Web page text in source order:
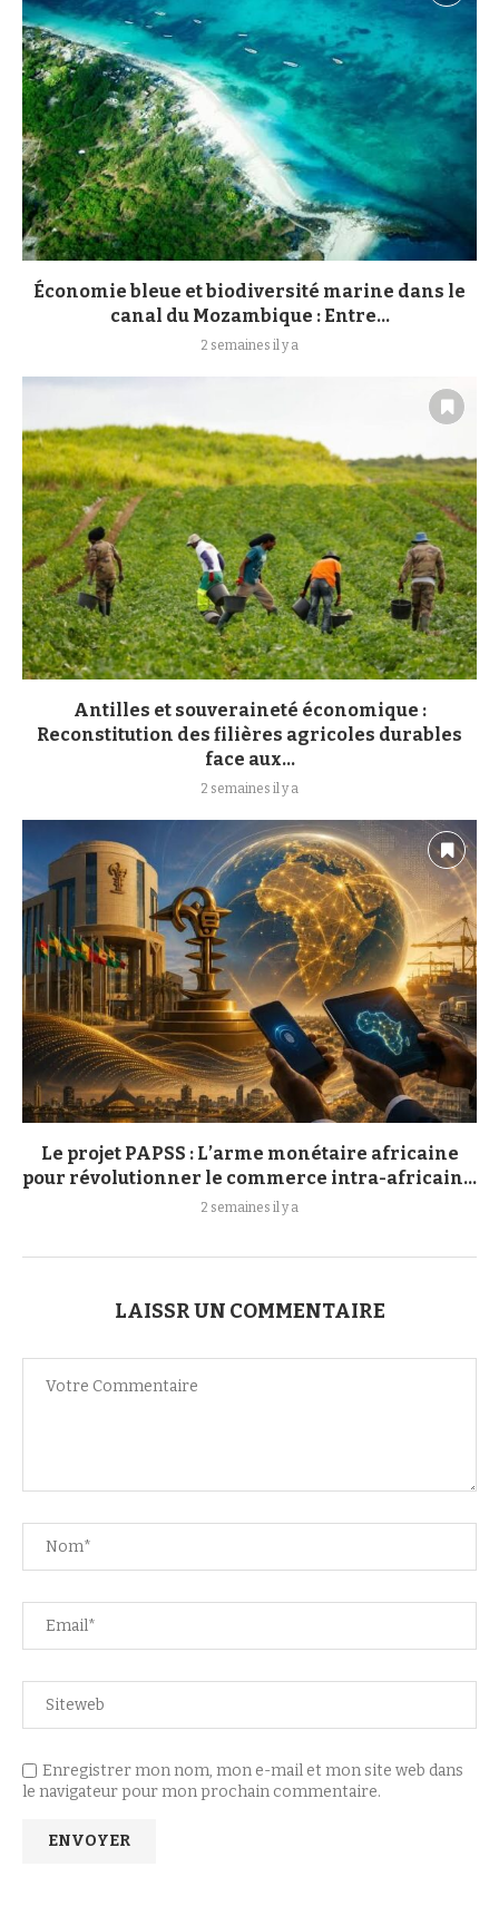
Économie bleue et biodiversité marine dans le
canal du Mozambique : Entre...
2 semaines il y a
Antilles et souveraineté économique :
Reconstitution des filières agricoles durables
face aux...
2 semaines il y a
Le projet PAPSS : L’arme monétaire africaine
pour révolutionner le commerce intra-africain...
2 semaines il y a
LAISSR UN COMMENTAIRE
Enregistrer mon nom, mon e-mail et mon site web dans
le navigateur pour mon prochain commentaire.